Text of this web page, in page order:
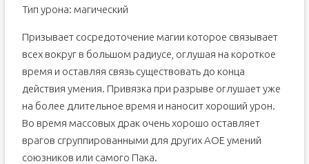
Тип урона: магический
Призывает сосредоточение магии которое связывает
всех вокруг в большом радиусе, оглушая на короткое
время и оставляя связь существовать до конца
действия умения. Привязка при разрыве оглушает уже
на более длительное время и наносит хороший урон.
Во время массовых драк очень хорошо оставляет
врагов сгруппированными для других АОЕ умений
союзников или самого Пака.